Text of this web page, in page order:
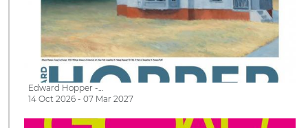
Edward Hopper -…
14 Oct 2026 - 07 Mar 2027